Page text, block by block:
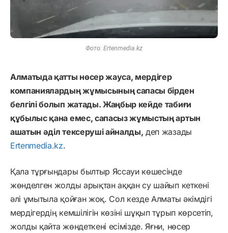
Фото: Ertenmedia.kz
Алматыда қатты нөсер жауса, мердігер
компаниялардың жұмысының сапасы бірден
белгілі болып жатады. Жаңбыр кейде табиғи
құбылыс қана емес, сапасыз жұмыстың артын
ашатын әділ тексеруші айналды, деп жазады
Ertenmedia.kz.
Қала тұрғындары былтыр Яссауи көшесінде
жөнделген жолды арықтан аққан су шайып кеткені
әлі ұмытыла қойған жоқ. Сол кезде Алматы әкімдігі
мердігердің кемшілігін көзіні шұқып тұрып көрсетіп,
жолды қайта жөндеткені есімізде. Яғни, нөсер